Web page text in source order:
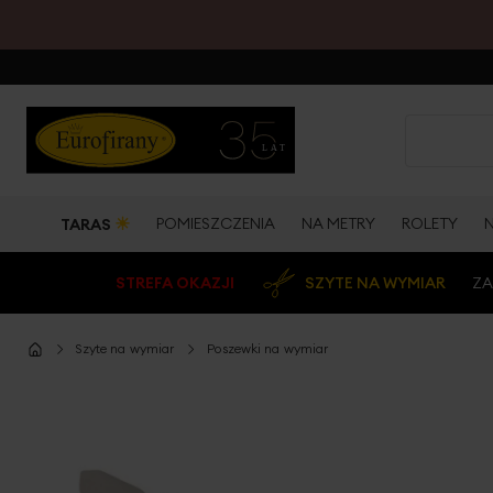
TARAS ☀ POMIESZCZENIA NA METRY ROLETY
STREFA OKAZJI SZYTE NA WYMIAR
Szyte na wymiar Poszewki na wymiar